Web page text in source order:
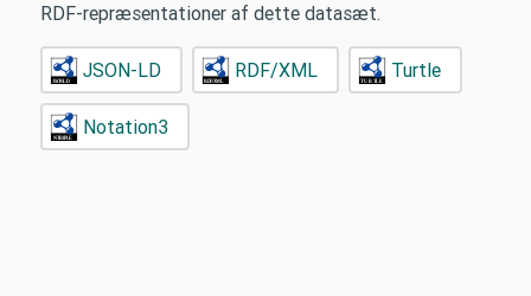
RDF-repræsentationer af dette datasæt.
JSON-LD RDF/XML Turtle
Notation3